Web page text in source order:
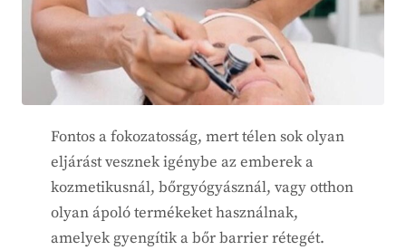
Fontos a fokozatosság, mert télen sok olyan
eljárást vesznek igénybe az emberek a
kozmetikusnál, bőrgyógyásznál, vagy otthon
olyan ápoló termékeket használnak,
amelyek gyengítik a bőr barrier rétegét.